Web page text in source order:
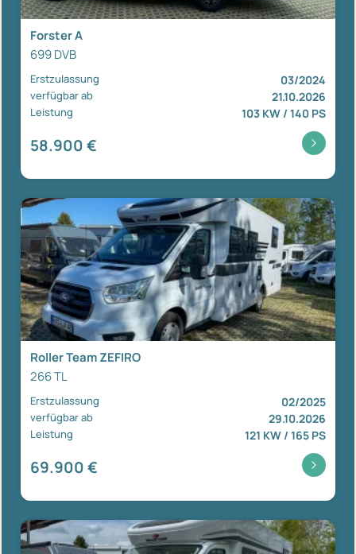
Forster A
699 DVB
Erstzulassung 03/2024
verfügbar ab 21.10.2026
Leistung 103 KW / 140 PS
58.900 €
Roller Team ZEFIRO
266 TL
Erstzulassung 02/2025
verfügbar ab 29.10.2026
Leistung 121 KW / 165 PS
69.900 €